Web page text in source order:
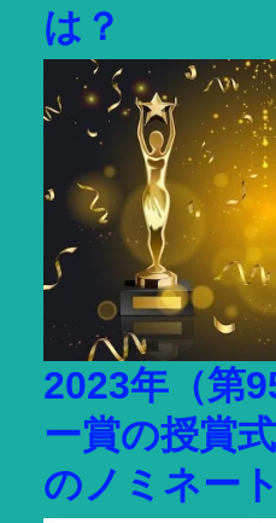
は？
2023年（第
ー賞の授賞
のノミネー